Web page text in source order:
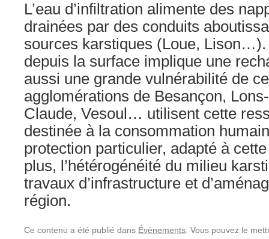
L’eau d’infiltration alimente des
drainées par des conduits
sources karstiques (Loue,
depuis la surface implique une
aussi une grande vulnérabilité de
agglomérations de Besançon,
Claude, Vesoul… utilisent cette
destinée à la consommation
protection particulier, adapté à
plus, l’hétérogénéité du milieu
travaux d’infrastructure et
région.
Ce contenu a été publié dans Évènements . Vous pouvez le